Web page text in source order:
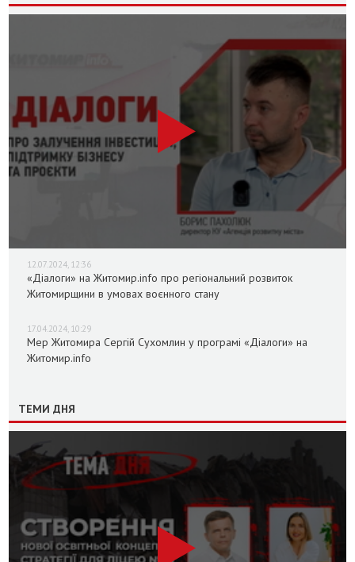
12.07.2024, 12:36
«Діалоги» на Житомир.info про регіональний розвиток
Житомирщини в умовах воєнного стану
17.04.2024, 10:29
Мер Житомира Сергій Сухомлин у програмі «Діалоги» на
Житомир.info
ТЕМИ ДНЯ